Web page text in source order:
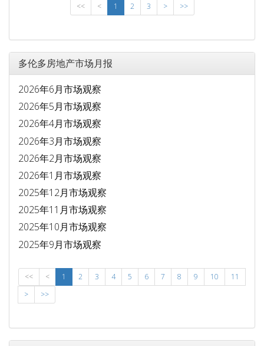
<< < 1 2 3 > >>
多伦多房地产市场月报
2026年6月市场观察
2026年5月市场观察
2026年4月市场观察
2026年3月市场观察
2026年2月市场观察
2026年1月市场观察
2025年12月市场观察
2025年11月市场观察
2025年10月市场观察
2025年9月市场观察
<< < 1 2 3 4 5 6 7 8 9 10
11
>
>>